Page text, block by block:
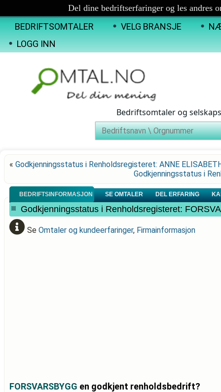
Del dine bedriftserfaringer og les andres
BEDRIFTSOMTALER VELG BRANSJE
LOGG INN
Bedriftsomtaler og
« Godkjenningsstatus i Renholdsregisteret: ANNE
Godkjenningsstatus i
BEDRIFTSINFORMASJON SE OMTALER DEL ERFARING
Godkjenningsstatus i Renholdsregisteret:
Se Omtaler og kundeerfaringer, Firmainformasjon
FORSVARSBYGG en godkjent renholdsbedrift?